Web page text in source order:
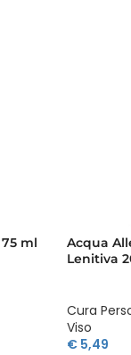
ml
Acqua
Lenitiva
Cura
Viso
€5,49